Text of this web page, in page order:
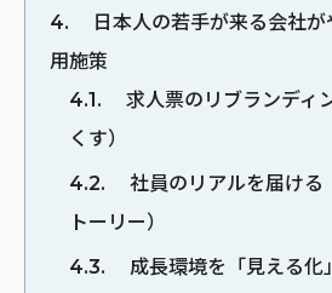
4
日本人の若手が来る会社
用施策
4.1
求人票のリブランディ
くす）
4.2
社員のリアルを届ける
トーリー）
4.3
成長環境を「見える化